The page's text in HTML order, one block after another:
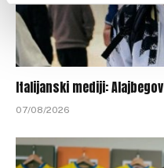
Italijanski mediji:
07/08/2026